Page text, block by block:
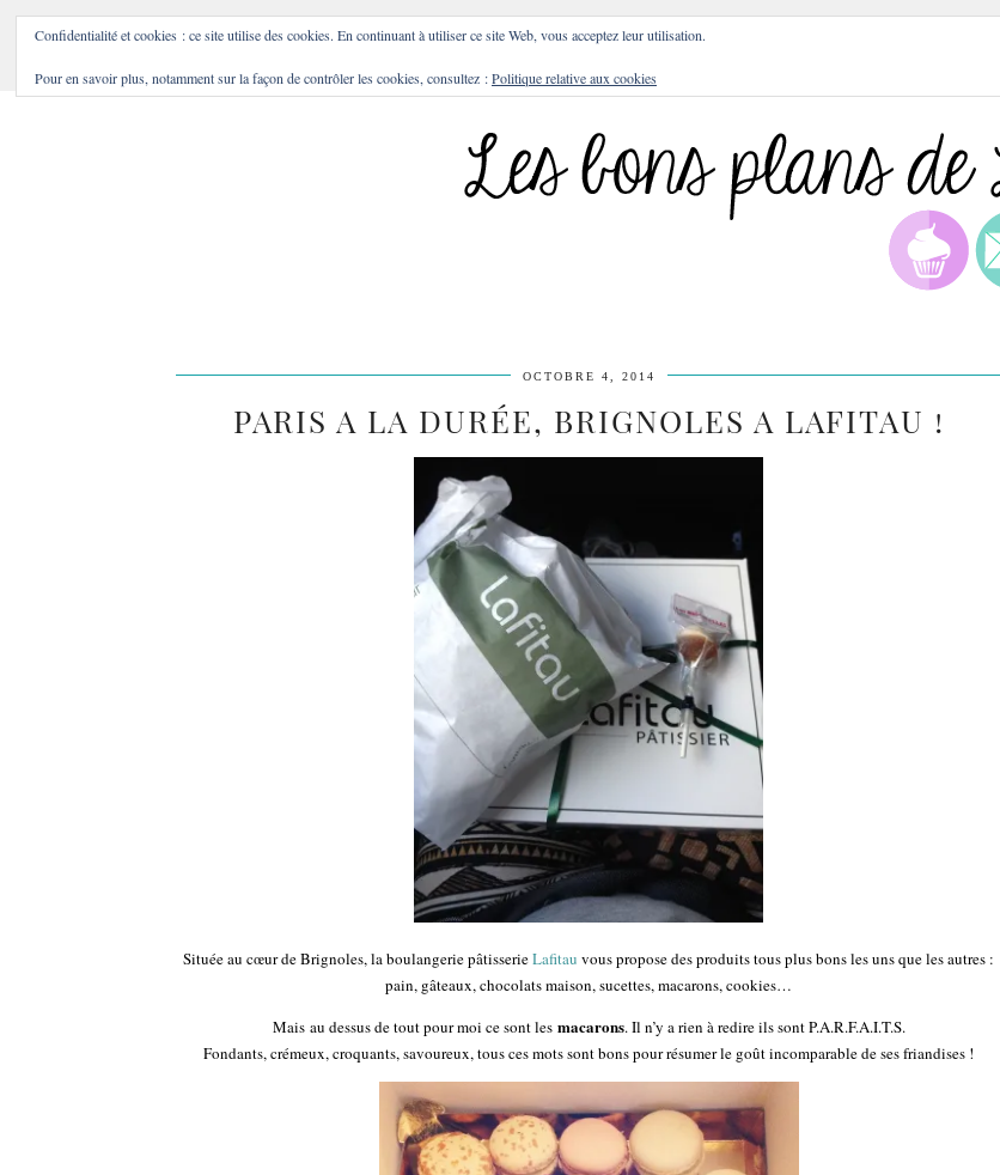
OCTOBRE 4, 2014
PARIS A LA DURÉE, BRIGNOLES A LAFITAU !
Située au cœur de Brignoles, la boulangerie pâtisserieLafitau vous propose des produits tous plus bons les uns que les autres :
pain, gâteaux, chocolats maison, sucettes, macarons, cookies…
Mais au dessus de tout pour moi ce sont les macarons. Il n’y a rien à redire ils sont P.A.R.F.A.I.T.S.
Fondants, crémeux, croquants, savoureux, tous ces mots sont bons pour résumer le goût incomparable de ses friandises !
Confidentialité et cookies : ce site utilise des cookies. En continuant à utiliser ce site Web, vous acceptez leur utilisation.
Pour en savoir plus, notamment sur la façon de contrôler les cookies, consultez :Politique relative aux cookies